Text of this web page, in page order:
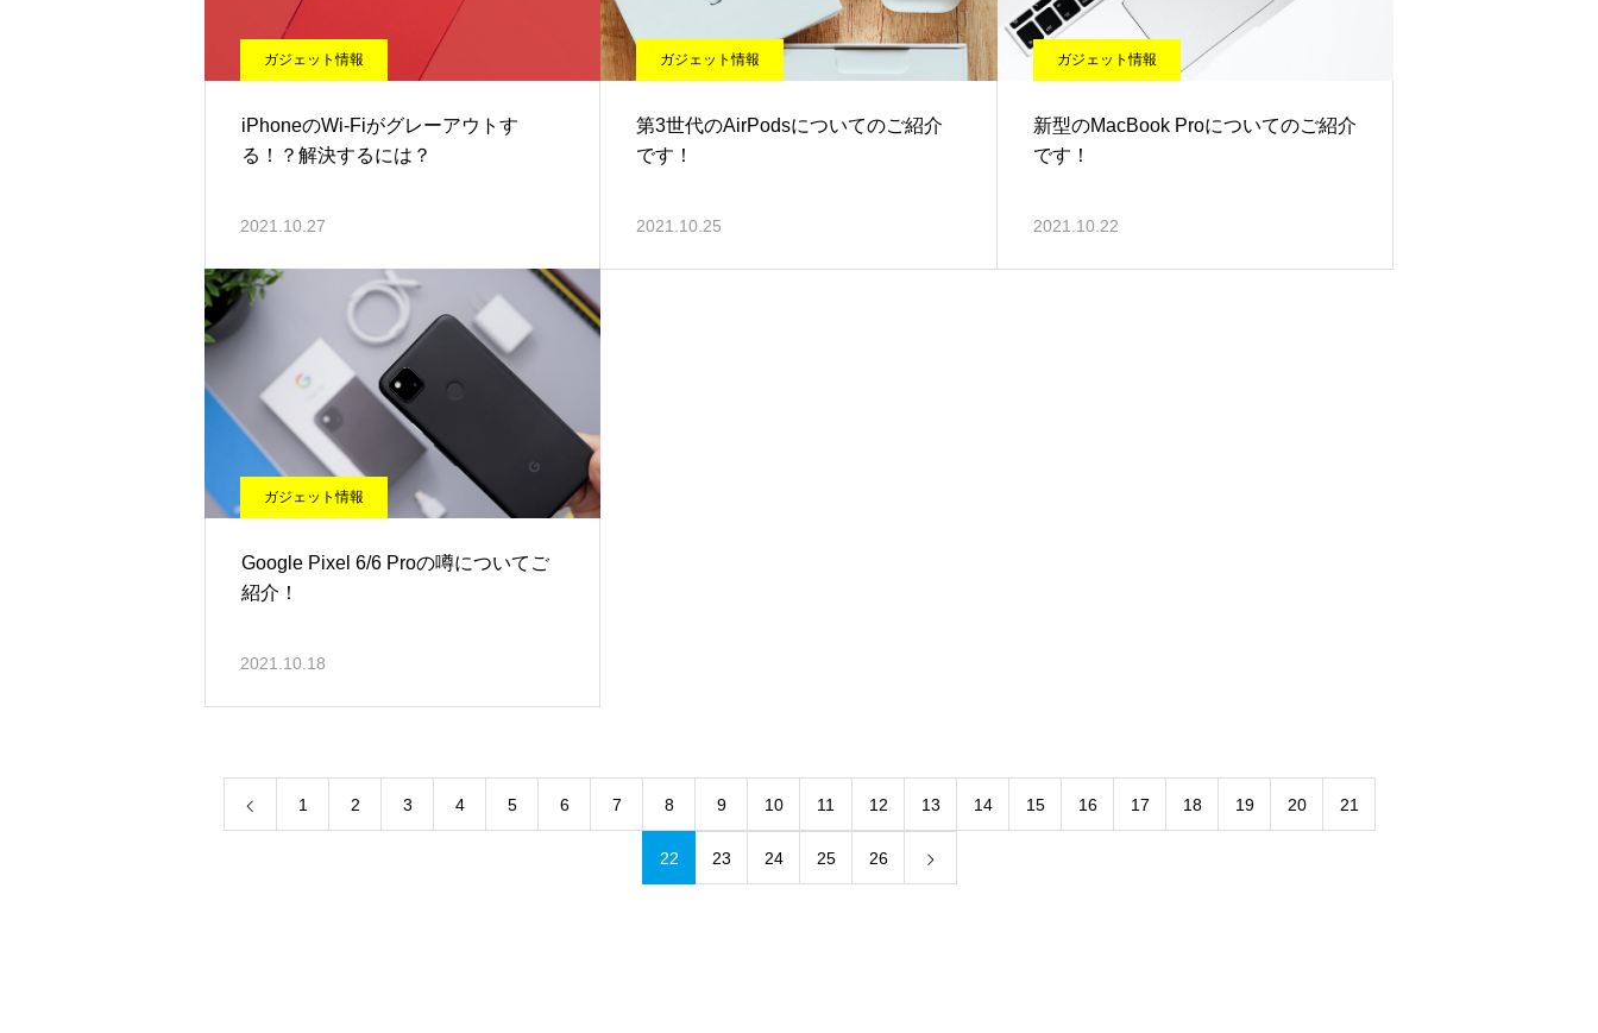
ガジェット情報
iPhoneのWi-Fiがグレーアウトす
る！？解決するには？
2021.10.27
ガジェット情報
第3世代のAirPodsについてのご紹介
です！
2021.10.25
ガジェット情報
新型のMacBook Proについてのご紹介
です！
2021.10.22
ガジェット情報
Google Pixel 6/6 Proの噂についてご
紹介！
2021.10.18
1 2 3 4 5 6 7 8 9 10 11 12 13 14 15 16 17 18 19 20 21
22 23 24 25 26